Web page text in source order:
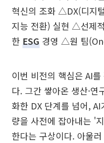
혁신의 조화 △DX(디지
지능 전환) 실현 △선제
한 ESG 경영 △원 팀
이번 비전의 핵심은 AI
다. 그간 쌓아온 생산·
화한 DX 단계를 넘어,
량을 사전에 잡아내는 '
한다는 구상이다. 아울